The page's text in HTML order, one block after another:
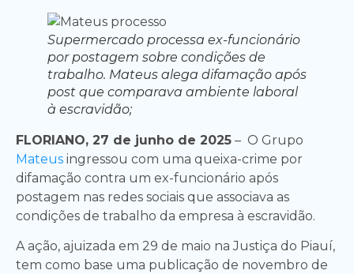
Supermercado processa ex-funcionário
por postagem sobre condições de
trabalho. Mateus alega difamação após
post que comparava ambiente laboral
à escravidão;
FLORIANO, 27 de junho de 2025 – O Grupo
Mateus ingressou com uma queixa-crime por
difamação contra um ex-funcionário após
postagem nas redes sociais que associava as
condições de trabalho da empresa à escravidão.
A ação, ajuizada em 29 de maio na Justiça do Piauí,
tem como base uma publicação de novembro de